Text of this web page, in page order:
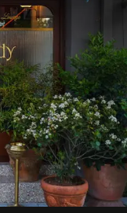
batımından
sunuyor.